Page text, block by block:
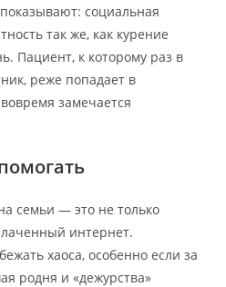
социальная
так же, как курение
Пациент, к которому раз в
реже попадает в
замечается
семьи — это не только
интернет.
хаоса, особенно если за
родня и «дежурства»